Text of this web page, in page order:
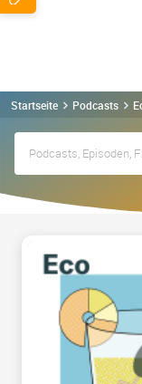
Startseite Podcasts